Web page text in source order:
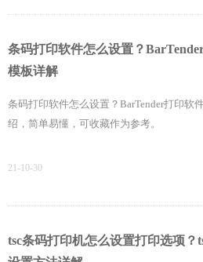
条码打印软件怎么设置？
模板详解
条码打印软件怎么设置？BarTender打印软
绍，简单易懂，可收藏作为参考。
21-10-30
tsc条码打印机怎么设置打印选项？